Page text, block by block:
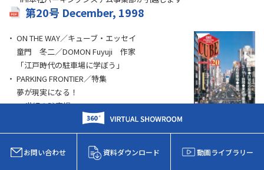
第20号 December, 1998
ON THE WAY／キューブ・エッセイ
童門 冬二／DOMON Fuyuji 作家
「江戸時代の駐車場に学ぼう」
PARKING FRONTIER／特集
夢が現実になる！
21世紀の駐車場
Q&A CUBE'S ADVICE／キューブズ・アドバイス
”ハイルーフ車対策は2～3割が目安”
”駐車機械は25年経ったらリニューアルを”
IHI PARKING MAP／街の駐車場
お問い合わせ 資料ダウンロード 動画ライブラリー